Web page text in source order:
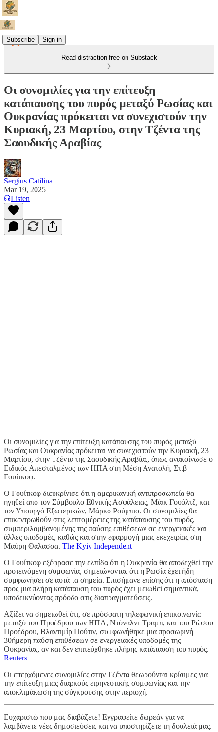
Subscribe Sign in
Read distraction-free on Substack
Οι συνομιλίες για την επίτευξη
κατάπαυσης του πυρός μεταξύ Ρωσίας και
Ουκρανίας πρόκειται να συνεχιστούν την
Κυριακή, 23 Μαρτίου, στην Τζέντα της
Σαουδικής Αραβίας
Sergius Catilina
Mar 19, 2025
Listen
Οι συνομιλίες για την επίτευξη κατάπαυσης του πυρός μεταξύ
Ρωσίας και Ουκρανίας πρόκειται να συνεχιστούν την Κυριακή, 23
Μαρτίου, στην Τζέντα της Σαουδικής Αραβίας, όπως ανακοίνωσε ο
Ειδικός Απεσταλμένος των ΗΠΑ στη Μέση Ανατολή, Στιβ
Γουίτκοφ. ​
Ο Γουίτκοφ διευκρίνισε ότι η αμερικανική αντιπροσωπεία θα
ηγηθεί από τον Σύμβουλο Εθνικής Ασφάλειας, Μάικ Γουόλτζ, και
τον Υπουργό Εξωτερικών, Μάρκο Ρούμπιο. Οι συνομιλίες θα
επικεντρωθούν στις λεπτομέρειες της κατάπαυσης του πυρός,
συμπεριλαμβανομένης της παύσης επιθέσεων σε ενεργειακές και
άλλες υποδομές, καθώς και στην εφαρμογή μιας εκεχειρίας στη
Μαύρη Θάλασσα. ​ The Kyiv Independent
Ο Γουίτκοφ εξέφρασε την ελπίδα ότι η Ουκρανία θα αποδεχθεί την
προτεινόμενη συμφωνία, σημειώνοντας ότι η Ρωσία έχει ήδη
συμφωνήσει σε αυτά τα σημεία. Επισήμανε επίσης ότι η απόσταση
προς μια πλήρη κατάπαυση του πυρός έχει μειωθεί σημαντικά,
υποδεικνύοντας πρόοδο στις διαπραγματεύσεις. ​
Αξίζει να σημειωθεί ότι, σε πρόσφατη τηλεφωνική επικοινωνία
μεταξύ του Προέδρου των ΗΠΑ, Ντόναλντ Τραμπ, και του Ρώσου
Προέδρου, Βλαντιμίρ Πούτιν, συμφωνήθηκε μια προσωρινή
30ήμερη παύση επιθέσεων σε ενεργειακές υποδομές της
Ουκρανίας, αν και δεν επιτεύχθηκε πλήρης κατάπαυση του πυρός. ​
Reuters
Οι επερχόμενες συνομιλίες στην Τζέντα θεωρούνται κρίσιμες για
την επίτευξη μιας διαρκούς ειρηνευτικής συμφωνίας και την
αποκλιμάκωση της σύγκρουσης στην περιοχή.
Ευχαριστώ που μας διαβάζετε! Εγγραφείτε δωρεάν για να
λαμβάνετε νέες δημοσιεύσεις και να υποστηρίζετε τη δουλειά μας.